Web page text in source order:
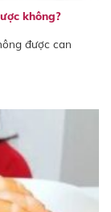
không?
được can